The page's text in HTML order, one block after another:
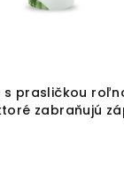
s prasličkou
zabraňujú